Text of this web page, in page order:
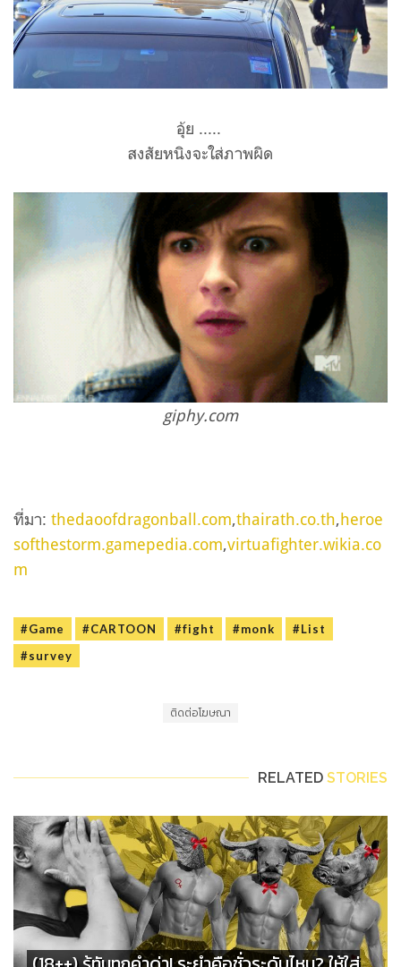
อุ้ย .....
สงสัยหนิงจะใส่ภาพผิด
giphy.com
ที่มา: thedaoofdragonball.com,thairath.co.th,heroe
softhestorm.gamepedia.com,virtuafighter.wikia.co
m
#Game #CARTOON #fight #monk
#List
#survey
ติดต่อโฆษณา
RELATED STORIES